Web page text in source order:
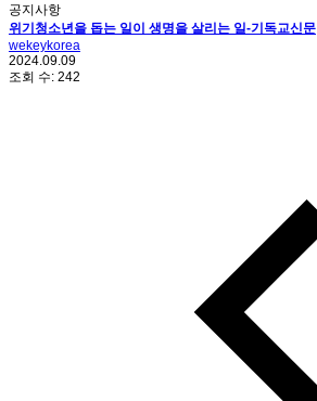
공지사항
위기청소년을 돕는 일이 생명을 살리는 일-기독교신문
wekeykorea
2024.09.09
조회 수: 242